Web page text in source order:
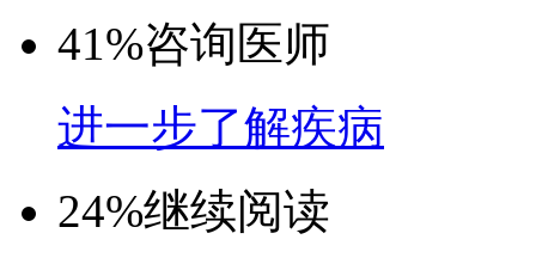
41%咨询医师
进一步了解疾病
24%继续阅读